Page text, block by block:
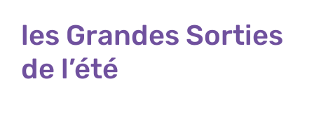
les Grandes Sorties
de l’été